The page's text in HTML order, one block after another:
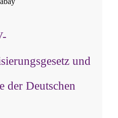
und
der Deutschen